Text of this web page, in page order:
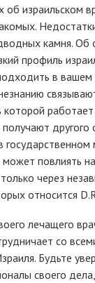
об израильском
камня.
профиль
в вашем
которой
получают другого
может повлиять
через
относится
лечащего
со
Будьте
своего